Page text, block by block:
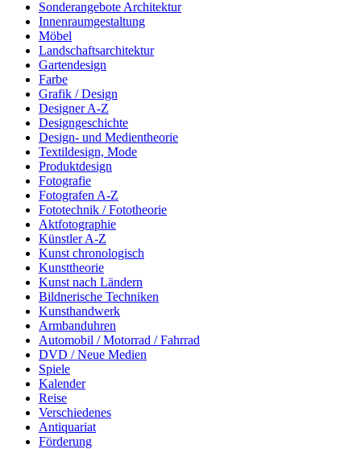
Sonderangebote Architektur
Innenraumgestaltung
Möbel
Landschaftsarchitektur
Gartendesign
Farbe
Grafik / Design
Designer A-Z
Designgeschichte
Design- und Medientheorie
Textildesign, Mode
Produktdesign
Fotografie
Fotografen A-Z
Fototechnik / Fototheorie
Aktfotographie
Künstler A-Z
Kunst chronologisch
Kunsttheorie
Kunst nach Ländern
Bildnerische Techniken
Kunsthandwerk
Armbanduhren
Automobil / Motorrad / Fahrrad
DVD / Neue Medien
Spiele
Kalender
Reise
Verschiedenes
Antiquariat
Förderung